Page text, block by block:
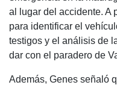
al lugar del accidente. A
para identificar el
testigos y el análisis de
dar con el paradero de
Además, Genes señaló